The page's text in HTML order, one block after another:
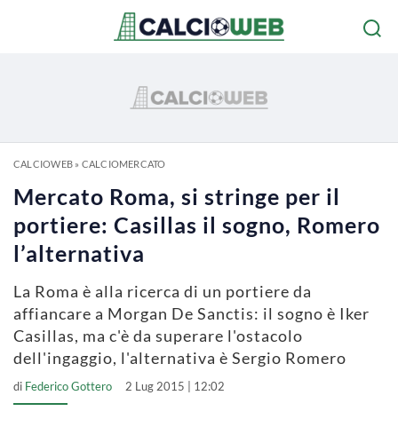
CALCIOWEB» CALCIOMERCATO
Mercato Roma, si stringe per il
portiere: Casillas il sogno, Romero
l’alternativa
La Roma è alla ricerca di un portiere da
affiancare a Morgan De Sanctis: il sogno è Iker
Casillas, ma c'è da superare l'ostacolo
dell'ingaggio, l'alternativa è Sergio Romero
di Federico Gottero 2 Lug 2015 | 12:02